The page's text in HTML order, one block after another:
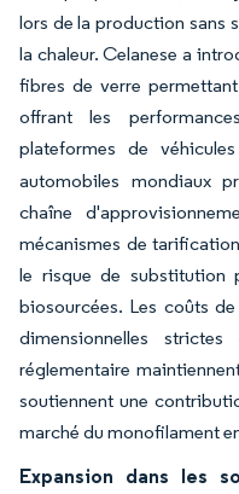
lors de la production sans
la chaleur. Celanese a
fibres de verre
offrant les
plateformes de
automobiles mondiaux
chaîne
mécanismes de
le risque de substitution
biosourcées. Les coûts
dimensionnelles
réglementaire
soutiennent une
marché du monofilament
Expansion dans les